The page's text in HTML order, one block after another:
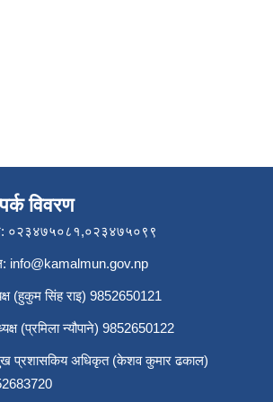
विवरण
०२३४७५०८१,०२३४७५०९९
info@kamalmun.gov.np
(हुकुम सिंह राइ) 9852650121
(प्रमिला न्यौपाने) 9852650122
प्रशासकिय अधिकृत (केशव कुमार ढकाल)